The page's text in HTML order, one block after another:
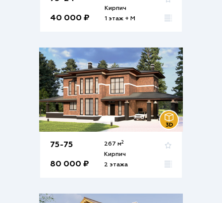
40 000 ₽
Кирпич
1 этаж + М
75-75
80 000 ₽
267 м2
Кирпич
2 этажа